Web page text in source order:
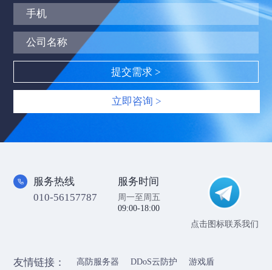
立即咨询 >
服务热线
010-56157787
服务时间
周一至周五
09:00-18:00
点击图标联系我们
友情链接： 高防服务器 DDoS云防护 游戏盾